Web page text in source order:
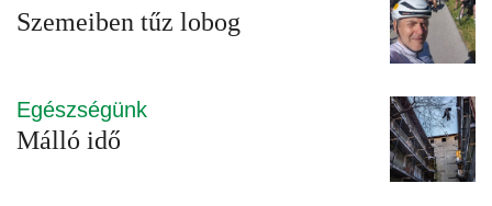
Szemeiben tűz lobog
Egészségünk
Málló idő